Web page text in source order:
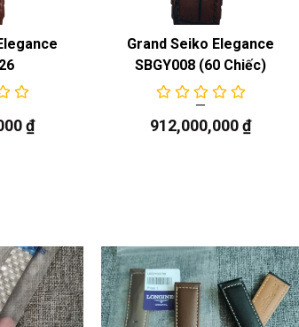
₫
Grand Seiko Elegance
SBGY008 (60 Chiếc)
912,000,000₫